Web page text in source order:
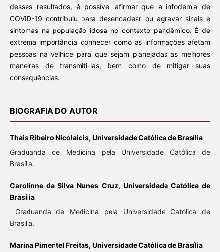
desses resultados, é possível afirmar que a infodemia de
COVID-19 contribuiu para desencadear ou agravar sinais e
sintomas na população idosa no contexto pandêmico. É de
extrema importância conhecer como as informações afetam
pessoas na velhice para que sejam planejadas as melhores
maneiras de transmiti-las, bem como de mitigar suas
consequências.
BIOGRAFIA DO AUTOR
Thais Ribeiro Nicolaidis, Universidade Católica de Brasília
Graduanda de Medicina pela Universidade Católica de
Brasília.
Carolinne da Silva Nunes Cruz, Universidade Católica de
Brasília
Graduanda de Medicina pela Universidade Católica de
Brasília.
Marina Pimentel Freitas, Universidade Católica de Brasília